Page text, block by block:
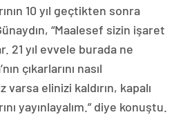
10 yıl geçtikten sonra
“Maalesef sizin işaret
21 yıl evvele burada ne
çıkarlarını nasıl
elinizi kaldırın, kapalı
yayınlayalım.” diye konuştu.